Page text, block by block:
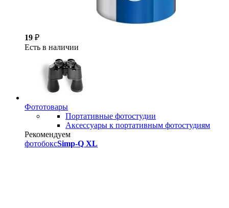
19 ₽
Есть в наличии
Фототовары
Портативные фотостудии
Аксессуары к портативным фотостудиям
Рекомендуем
фотобоксSimp-Q XL